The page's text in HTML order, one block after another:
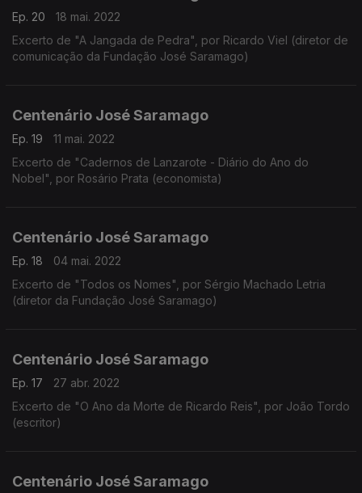
Ep. 20
18 mai. 2022
Excerto de "A Jangada de Pedra", por Ricardo Viel (diretor de
comunicação da Fundação José Saramago)
Centenário José Saramago
Ep. 19
11 mai. 2022
Excerto de "Cadernos de Lanzarote - Diário do Ano do
Nobel", por Rosário Prata (economista)
Centenário José Saramago
Ep. 18
04 mai. 2022
Excerto de "Todos os Nomes", por Sérgio Machado Letria
(diretor da Fundação José Saramago)
Centenário José Saramago
Ep. 17
27 abr. 2022
Excerto de "O Ano da Morte de Ricardo Reis", por João Tordo
(escritor)
Centenário José Saramago